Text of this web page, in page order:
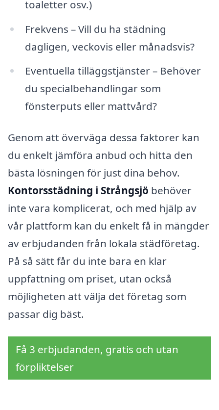
toaletter osv.)
Frekvens – Vill du ha städning
dagligen, veckovis eller månadsvis?
Eventuella tilläggstjänster – Behöver
du specialbehandlingar som
fönsterputs eller mattvård?
Genom att överväga dessa faktorer kan
du enkelt jämföra anbud och hitta den
bästa lösningen för just dina behov.
Kontorsstädning i Strångsjö behöver
inte vara komplicerat, och med hjälp av
vår plattform kan du enkelt få in mängder
av erbjudanden från lokala städföretag.
På så sätt får du inte bara en klar
uppfattning om priset, utan också
möjligheten att välja det företag som
passar dig bäst.
Få 3 erbjudanden, gratis och utan
förpliktelser